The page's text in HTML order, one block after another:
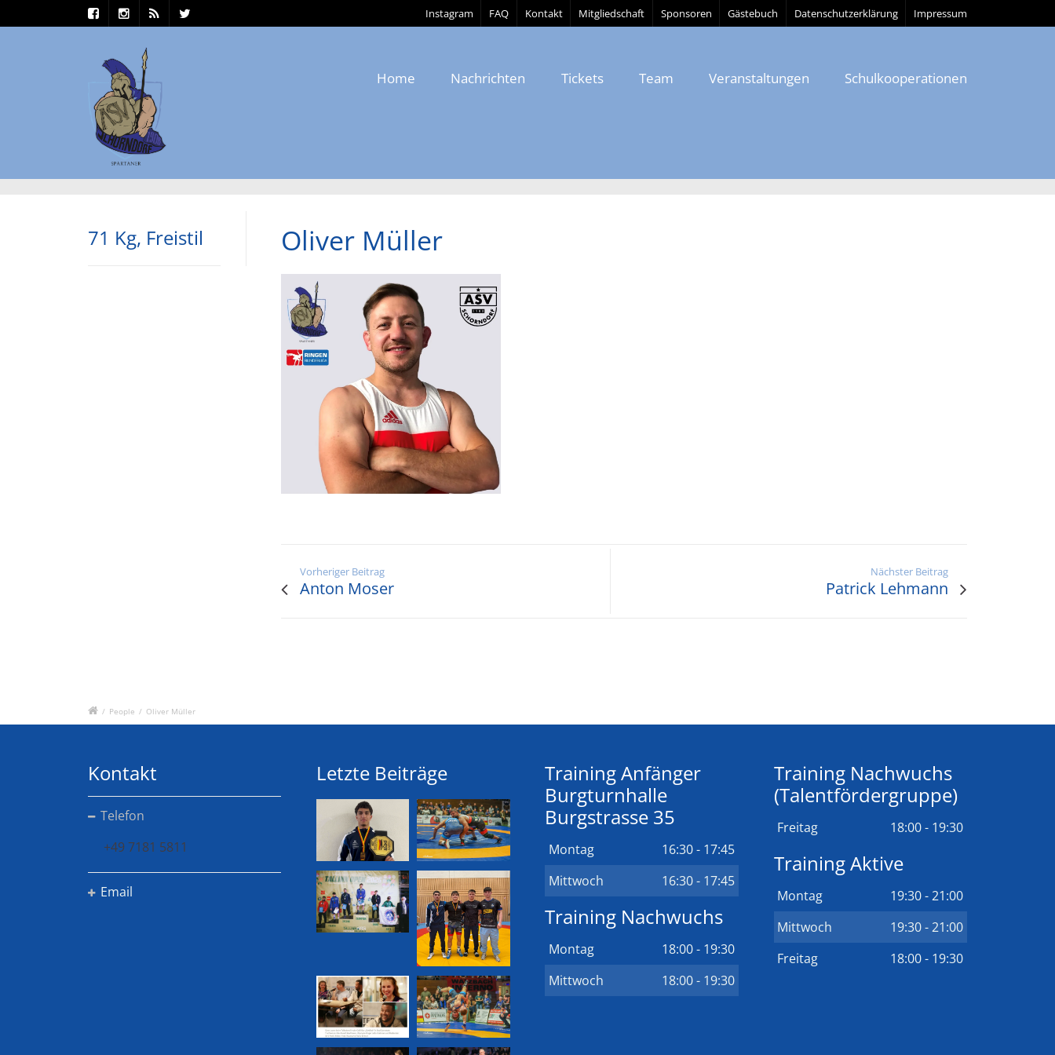
Instagram FAQ Kontakt Mitgliedschaft Sponsoren Gästebuch Datenschutzerklärung Impressum
Home Nachrichten Tickets Team Veranstaltungen Schulkooperationen
71 Kg, Freistil Oliver Müller
Vorheriger Beitrag
Anton Moser
Nächster Beitrag
Patrick Lehmann
/ People / Oliver Müller
Kontakt
Telefon
+49 7181 5811
Email
Letzte Beiträge
Training Anfänger
Burgturnhalle
Burgstrasse 35
Montag
16:30 - 17:45
Mittwoch
16:30 - 17:45
Training Nachwuchs
Montag
18:00 - 19:30
Mittwoch
18:00 - 19:30
Training Nachwuchs
(Talentfördergruppe)
Freitag 18:00 - 19:30
Training Aktive
Montag
19:30 - 21:00
Mittwoch
19:30 - 21:00
Freitag
18:00 - 19:30